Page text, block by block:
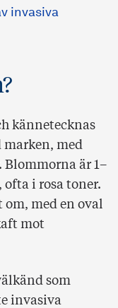
invasiva
kännetecknas
marken, med
är 1–
ofta i rosa toner.
om, med en oval
mot
som
invasiva